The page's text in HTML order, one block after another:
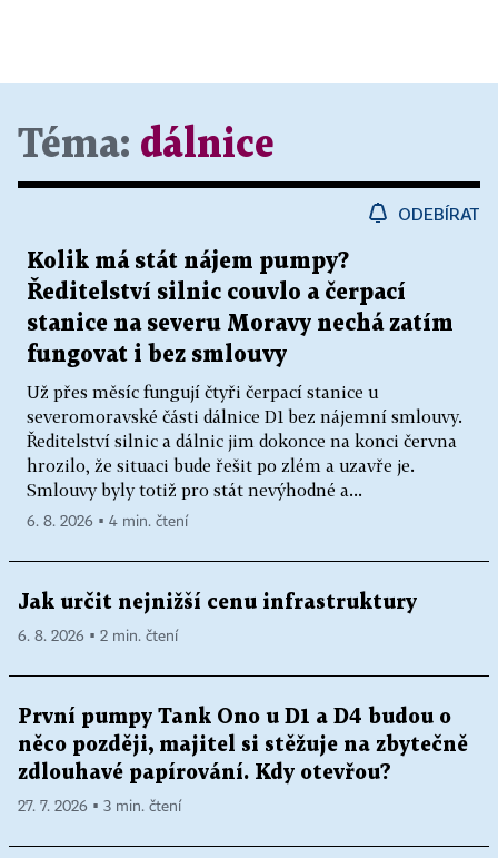
Téma: dálnice
ODEBÍRAT
Kolik má stát nájem pumpy?
Ředitelství silnic couvlo a čerpací
stanice na severu Moravy nechá zatím
fungovat i bez smlouvy
Už přes měsíc fungují čtyři čerpací stanice u
severomoravské části dálnice D1 bez nájemní smlouvy.
Ředitelství silnic a dálnic jim dokonce na konci června
hrozilo, že situaci bude řešit po zlém a uzavře je.
Smlouvy byly totiž pro stát nevýhodné a...
6. 8. 2026 ▪ 4 min. čtení
Jak určit nejnižší cenu infrastruktury
6. 8. 2026 ▪ 2 min. čtení
První pumpy Tank Ono u D1 a D4 budou o
něco později, majitel si stěžuje na zbytečně
zdlouhavé papírování. Kdy otevřou?
27. 7. 2026 ▪ 3 min. čtení